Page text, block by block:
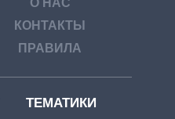
О НАС
КОНТАКТЫ
ПРАВИЛА
ТЕМАТИКИ